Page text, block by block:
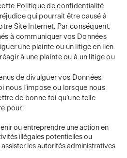
Politique de confidentialité
qui pourrait être causé à
Site Internet. Par conséquent,
à communiquer vos Données
une plainte ou un litige en lien
à une plainte ou à un litige ou
de divulguer vos Données
nous l’impose ou lorsque nous
de bonne foi qu’une telle
pour:
ou entreprendre une action en
illégales potentielles ou
les autorités administratives